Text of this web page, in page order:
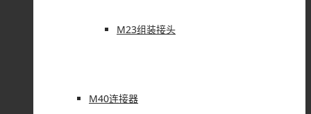
M23组装接头
M40连接器